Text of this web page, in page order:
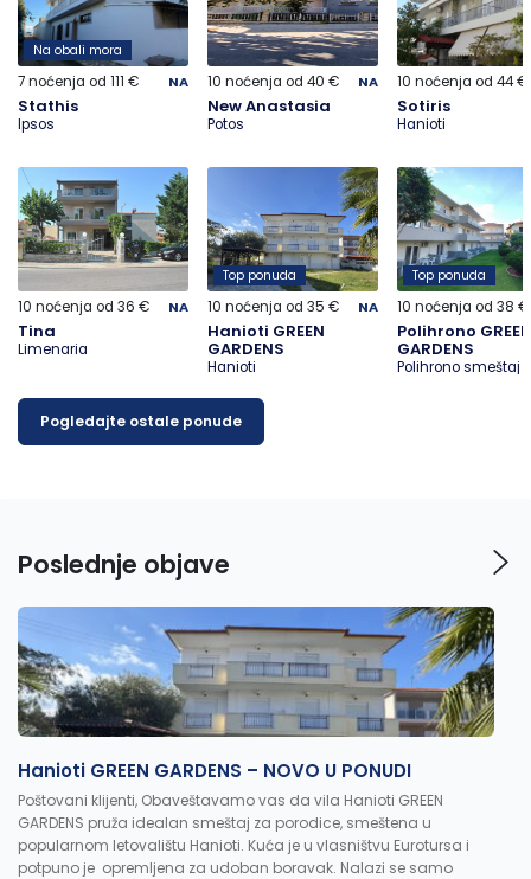
-50%
Na obali mora
7 noćenja od 111 € NA
Stathis
Ipsos
-30%
10 noćenja od 36 € NA
Tina
Limenaria
-30%
10 noćenja od 40 € NA
New Anastasia
Potos
-30%
Top ponuda
10 noćenja od 35 € NA
Hanioti GREEN
GARDENS
Hanioti
-30%
10 noćenja od 44 €
Sotiris
Hanioti
-30%
Top ponuda
10 noćenja od 38 €
Polihrono GREEN
GARDENS
Polihrono smeštaj
Pogledajte ostale ponude
Poslednje objave
Hanioti GREEN GARDENS – NOVO U PONUDI
Poštovani klijenti, Obaveštavamo vas da vila Hanioti GREEN
GARDENS pruža idealan smeštaj za porodice, smeštena u
popularnom letovalištu Hanioti. Kuća je u vlasništvu Eurotursa i
potpuno je opremljena za udoban boravak. Nalazi se samo